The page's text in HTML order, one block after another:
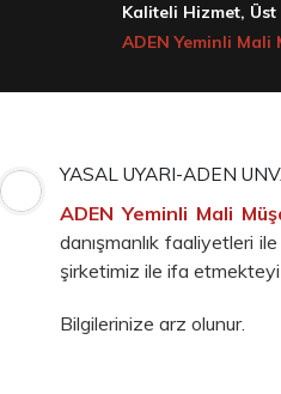
Kaliteli Hizmet, Üst
ADEN Yeminli
YASAL UYARI-ADEN
ADEN Yeminli Mali
danışmanlık faaliyetleri
şirketimiz ile ifa
Bilgilerinize arz olunur.